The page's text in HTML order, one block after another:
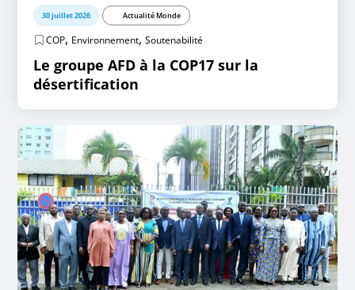
30 juillet 2026 Actualité Monde
COP, Environnement,Soutenabilité
Le groupe AFD à la COP17 sur la
désertification